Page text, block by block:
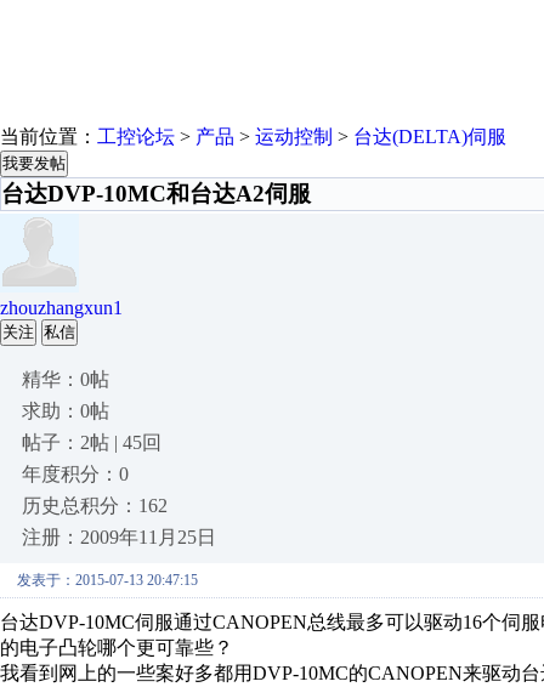
当前位置： 工控论坛 > 产品 > 运动控制 > 台达(DELTA)伺服
我要发帖
台达DVP-10MC和台达A2伺服
zhouzhangxun1
关注 私信
精华：0帖
求助：0帖
帖子：2帖 | 45回
年度积分：0
历史总积分：162
注册：2009年11月25日
发表于：2015-07-13 20:47:15
台达DVP-10MC伺服通过CANOPEN总线最多可以驱动16个伺
的电子凸轮哪个更可靠些？
我看到网上的一些案好多都用DVP-10MC的CANOPEN来驱动